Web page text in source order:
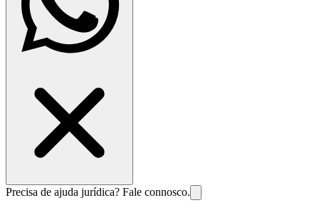
Precisa de ajuda jurídica? Fale connosco.